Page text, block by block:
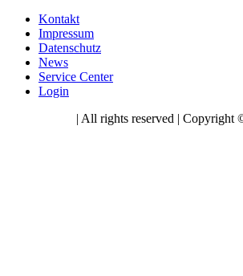
Kontakt
Impressum
Datenschutz
News
Service Center
Login
| All rights reserved | Copyright